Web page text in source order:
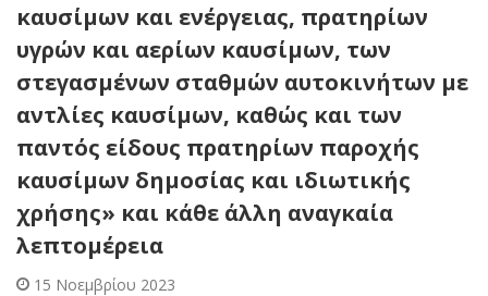
καυσίμων και ενέργειας, πρατηρίων
υγρών και αερίων καυσίμων, των
στεγασμένων σταθμών αυτοκινήτων με
αντλίες καυσίμων, καθώς και των
παντός είδους πρατηρίων παροχής
καυσίμων δημοσίας και ιδιωτικής
χρήσης» και κάθε άλλη αναγκαία
λεπτομέρεια
15 Νοεμβρίου 2023